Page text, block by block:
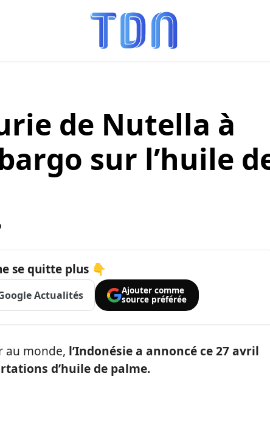
de Nutella à
sur l’huile
se quitte plus 👇
Actualités
Ajouter comme
source préférée
au monde, l’Indonésie a annoncé ce 27 avril
d’huile de palme.